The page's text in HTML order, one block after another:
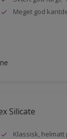
Meget god
Silicate
Klassisk,